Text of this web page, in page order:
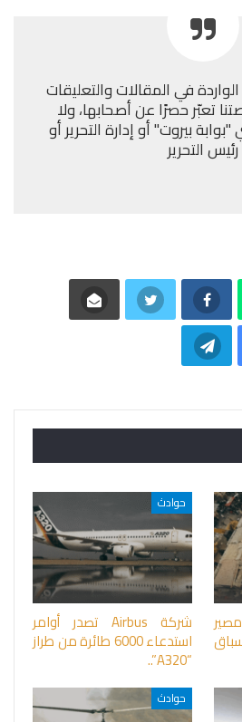
في المقالات والتعليقات
تعبّر حصرًا عن أصحابها، ولا
بيروت" أو إدارة التحرير أو
رئيس التحرير
: مصير
حوادث
شركة Airbus تصدر أوامر
استدعاء 6000 طائرة من طراز
“A320”..
حوادث